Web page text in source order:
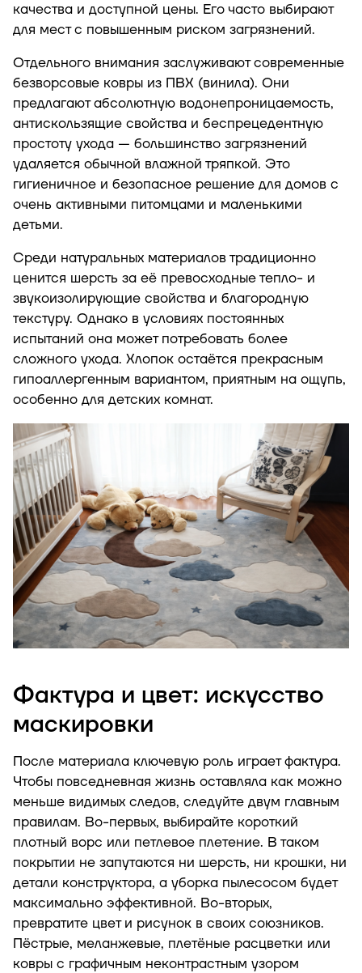
качества и доступной цены. Его часто выбирают
для мест с повышенным риском загрязнений.
Отдельного внимания заслуживают современные
безворсовые ковры из ПВХ (винила). Они
предлагают абсолютную водонепроницаемость,
антискользящие свойства и беспрецедентную
простоту ухода — большинство загрязнений
удаляется обычной влажной тряпкой. Это
гигиеничное и безопасное решение для домов с
очень активными питомцами и маленькими
детьми.
Среди натуральных материалов традиционно
ценится шерсть за её превосходные тепло- и
звукоизолирующие свойства и благородную
текстуру. Однако в условиях постоянных
испытаний она может потребовать более
сложного ухода. Хлопок остаётся прекрасным
гипоаллергенным вариантом, приятным на ощупь,
особенно для детских комнат.
Фактура и цвет: искусство
маскировки
После материала ключевую роль играет фактура.
Чтобы повседневная жизнь оставляла как можно
меньше видимых следов, следуйте двум главным
правилам. Во-первых, выбирайте короткий
плотный ворс или петлевое плетение. В таком
покрытии не запутаются ни шерсть, ни крошки, ни
детали конструктора, а уборка пылесосом будет
максимально эффективной. Во-вторых,
превратите цвет и рисунок в своих союзников.
Пёстрые, меланжевые, плетёные расцветки или
ковры с графичным неконтрастным узором